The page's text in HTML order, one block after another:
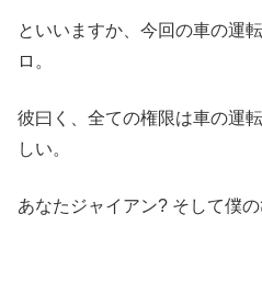
といいますか、今回の車の運
ロ。
彼曰く、全ての権限は車の運
しい。
あなたジャイアン? そして僕の